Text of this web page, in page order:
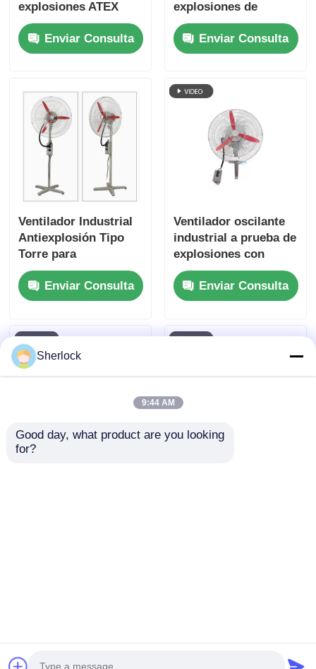
explosiones ATEX
para áreas de Zona 1
y Zona 2Enviar Consulta
explosiones de
aluminio de 16
pulgadas de ATEX
montado en la pared
Enviar Consulta
Ventilador Industrial
Antiexplosión Tipo
Torre para
Instalaciones de
Petróleo/Gas
Enviar Consulta
Ventilador oscilante
industrial a prueba de
explosiones con
oscilación ajustable
Enviar Consulta
Sherlock
9:44 AM
Good day, what product are you looking
for?